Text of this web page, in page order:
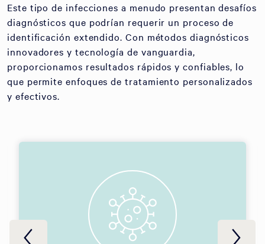
Este tipo de infecciones a menudo presentan desafíos
diagnósticos que podrían requerir un proceso de
identificación extendido. Con métodos diagnósticos
innovadores y tecnología de vanguardia,
proporcionamos resultados rápidos y confiables, lo
que permite enfoques de tratamiento personalizados
y efectivos.